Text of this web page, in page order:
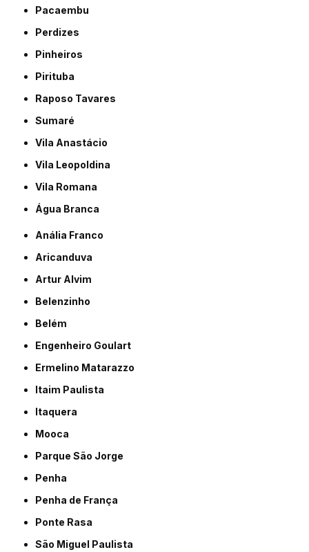
Pacaembu
Perdizes
Pinheiros
Pirituba
Raposo Tavares
Sumaré
Vila Anastácio
Vila Leopoldina
Vila Romana
Água Branca
Anália Franco
Aricanduva
Artur Alvim
Belenzinho
Belém
Engenheiro Goulart
Ermelino Matarazzo
Itaim Paulista
Itaquera
Mooca
Parque São Jorge
Penha
Penha de França
Ponte Rasa
São Miguel Paulista